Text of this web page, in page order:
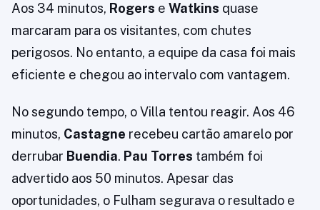
Aos 34 minutos, Rogers e Watkins quase
marcaram para os visitantes, com chutes
perigosos. No entanto, a equipe da casa foi mais
eficiente e chegou ao intervalo com vantagem.
No segundo tempo, o Villa tentou reagir. Aos 46
minutos, Castagne recebeu cartão amarelo por
derrubar Buendia. Pau Torres também foi
advertido aos 50 minutos. Apesar das
oportunidades, o Fulham segurava o resultado e